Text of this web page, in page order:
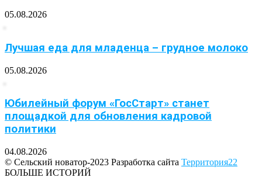
05.08.2026
Лучшая еда для младенца – грудное молоко
05.08.2026
Юбилейный форум «ГосСтарт» станет
площадкой для обновления кадровой
политики
04.08.2026
© Сельский новатор-2023 Разработка сайта Территория22
БОЛЬШЕ ИСТОРИЙ